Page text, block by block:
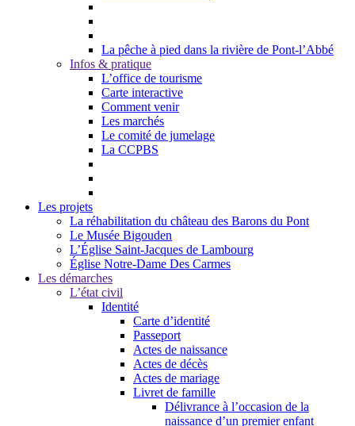
La pêche à pied dans la rivière de Pont-l’Abbé
Infos & pratique
L’office de tourisme
Carte interactive
Comment venir
Les marchés
Le comité de jumelage
La CCPBS
Les projets
La réhabilitation du château des Barons du Pont
Le Musée Bigouden
L’Église Saint-Jacques de Lambourg
Église Notre-Dame Des Carmes
Les démarches
L’état civil
Identité
Carte d’identité
Passeport
Actes de naissance
Actes de décès
Actes de mariage
Livret de famille
Délivrance à l’occasion de la
naissance d’un premier enfant